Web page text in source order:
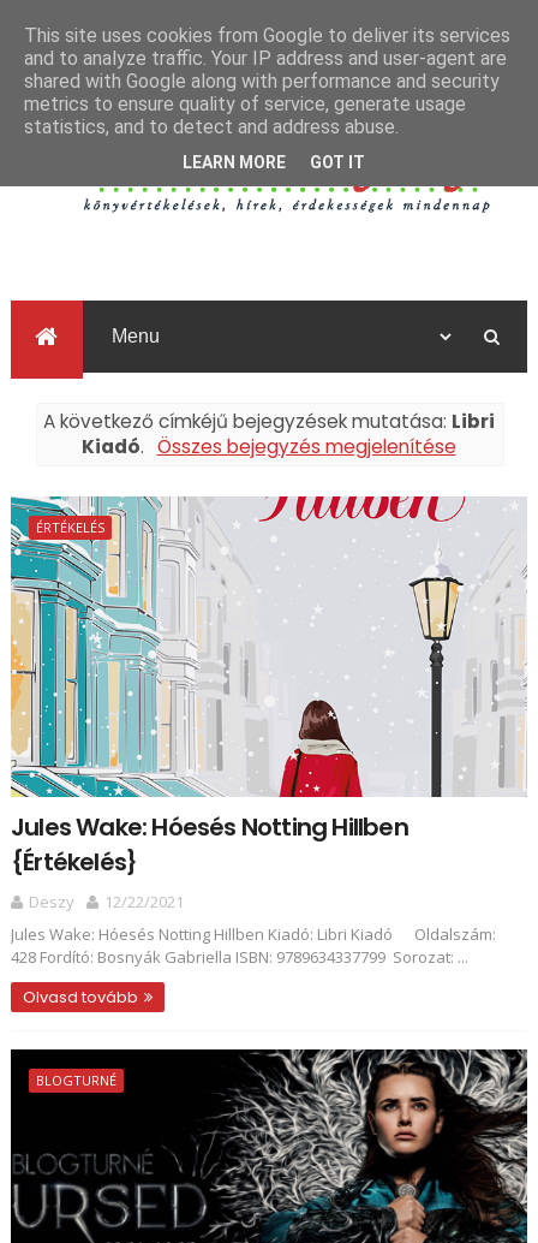
A következő címkéjű bejegyzések mutatása: Libri
Kiadó. Összes bejegyzés megjelenítése
ÉRTÉKELÉS
Jules Wake: Hóesés ​Notting Hillben
{Értékelés}
Deszy
12/22/2021
Jules Wake: Hóesés ​Notting Hillben Kiadó: Libri Kiadó Oldalszám:
428 Fordító: Bosnyák Gabriella ISBN: 9789634337799 Sorozat: ...
Olvasd tovább
BLOGTURNÉ
This site uses cookies from Google to deliver its services
and to analyze traffic. Your IP address and user-agent are
shared with Google along with performance and security
metrics to ensure quality of service, generate usage
statistics, and to detect and address abuse.
LEARN MORE GOT IT